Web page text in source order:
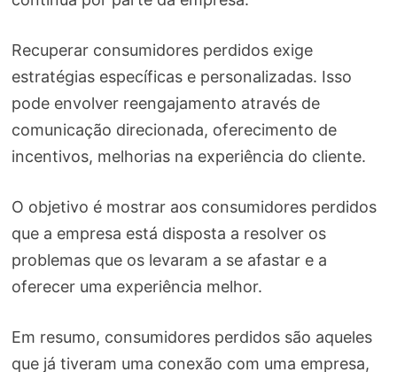
Recuperar consumidores perdidos exige
estratégias específicas e personalizadas. Isso
pode envolver reengajamento através de
comunicação direcionada, oferecimento de
incentivos, melhorias na experiência do cliente.
O objetivo é mostrar aos consumidores perdidos
que a empresa está disposta a resolver os
problemas que os levaram a se afastar e a
oferecer uma experiência melhor.
Em resumo, consumidores perdidos são aqueles
que já tiveram uma conexão com uma empresa,